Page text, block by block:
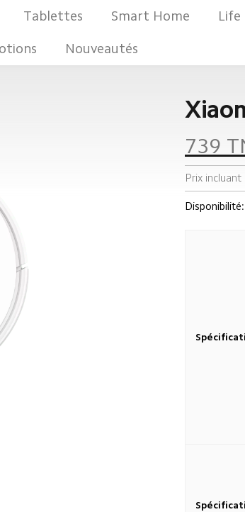
Tablettes Smart Home Life
Nouveautés
739
Prix incluant
Disponibilité: